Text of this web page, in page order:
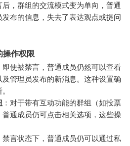
后，群组的交流模式变为单向，普通
发布的信息，失去了表达观点或提问
操作权限
即使被禁言，普通成员仍然可以查看
管理员发布的新消息。这种设置确
：对于带有互动功能的群组（如投票
通成员仍可点击相关选项，这些操
禁言状态下，普通成员仍可以通过私